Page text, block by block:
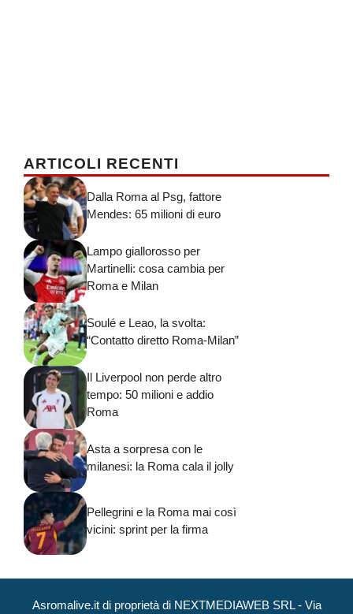
ARTICOLI RECENTI
Dalla Roma al Psg, fattore
Mendes: 65 milioni di euro
Lampo giallorosso per
Martinelli: cosa cambia per
Roma e Milan
Soulé e Leao, la svolta:
“Contatto diretto Roma-Milan”
Il Liverpool non perde altro
tempo: 50 milioni e addio
Roma
Asta a sorpresa con le
milanesi: la Roma cala il jolly
Pellegrini e la Roma mai così
vicini: sprint per la firma
Asromalive.it di proprietà di NEXTMEDIAWEB SRL - Via